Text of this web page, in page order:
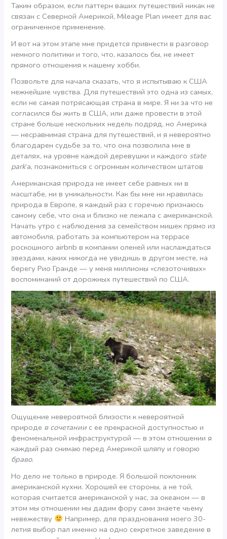
Таким образом, если паттерн ваших путешествий никак не
связан с Северной Америкой, Mileage Plan имеет для вас
ограниченное применение.
И вот на этом этапе мне придется привнести в разговор
немного политики и того, что, казалось бы, не имеет
прямого отношения к нашему хобби.
Позвольте для начала сказать, что я испытываю к США
нежнейшие чувства. Для путешествий это одна из самых,
если не самая потрясающая страна в мире. Я ни за что не
согласился бы жить в США, или даже провести в этой
стране больше нескольких недель подряд, но Америка
— несравнимая страна для путешествий, и я невероятно
благодарен судьбе за то, что она позволила мне в
деталях, на уровне каждой деревушки и каждого state
park‘а, познакомиться с огромным количеством штатов
Американская природа не имеет себе равных ни в
масштабе, ни в уникальности. Как бы мне ни нравилась
природа в Европе, я каждый раз с горечью признаюсь
самому себе, что она и близко не лежала с американской.
Начать утро с наблюдения за семейством мишек прямо из
автомобиля, работать за компьютером на террасе
роскошного airbnb в компании оленей или наслаждаться
звездами, каких никогда не увидишь в другом месте, на
берегу Рио Гранде — у меня миллионы «слезоточивых»
воспоминаний от дорожных путешествий по США.
Ощущение невероятной близости к невероятной
природе в сочетании с ее прекрасной доступностью и
феноменальной инфраструктурой — в этом отношении я
каждый раз снимаю перед Америкой шляпу и говорю
браво.
Но дело не только в природе. Я большой поклонник
американской кухни. Хорошей ее стороны, а не той,
которая считается американской у нас, за океаном — в
этом мы отношении мы дадим фору сами знаете чьему
невежеству
Например, для празднования моего 30-
летия выбор пал именно на одно секретное заведение в